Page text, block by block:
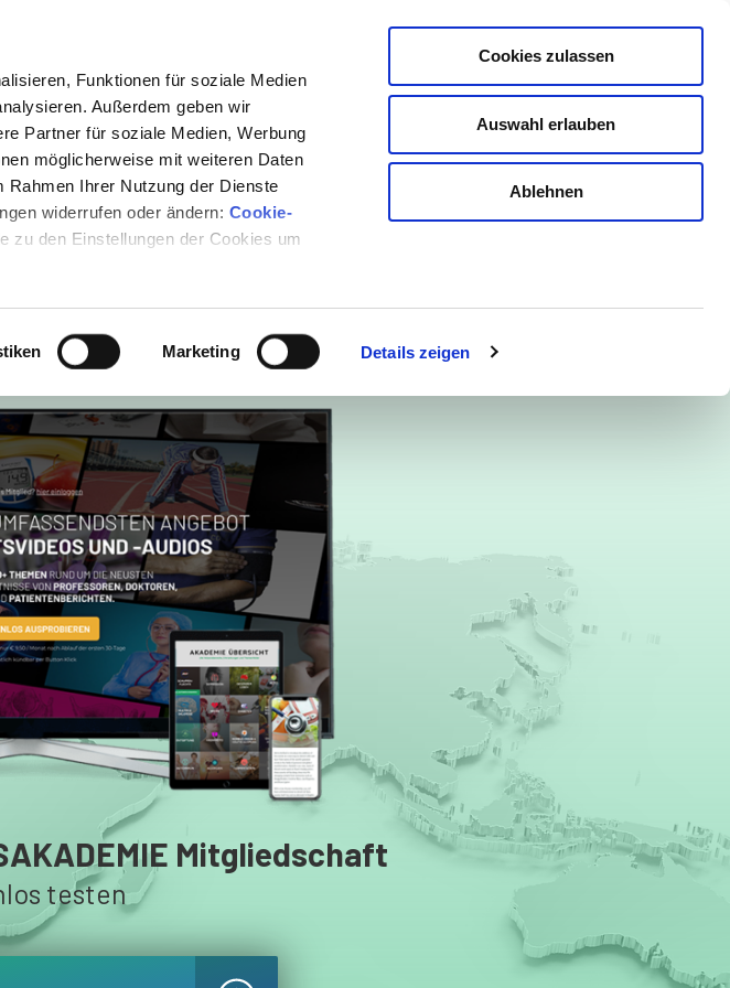
Funktionen für soziale Medien
Außerdem geben wir
Partner für soziale Medien, Werbung
möglicherweise mit weiteren Daten
Rahmen Ihrer Nutzung der Dienste
widerrufen oder ändern: Cookie-
zu den Einstellungen der Cookies um
Marketing Details zeigen
Cookies zulassen
Auswahl erlauben
Ablehnen
MITGLIEDSCHAFT TESTEN
GESCHLOSSEN
leid.
verfügbar oder wurden bereits gezeigt!
an:
Mitgliedschaft
testen